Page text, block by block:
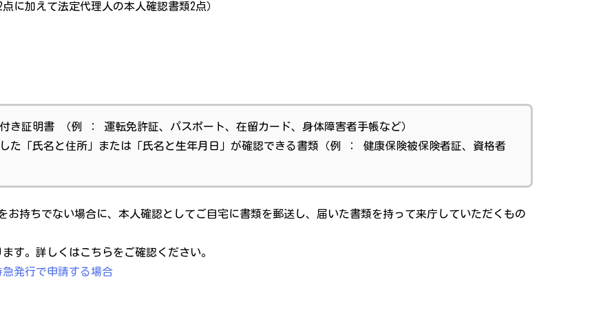
に加えて法定代理人の本人確認書類2点）
き証明書 （例 ： 運転免許証、パスポート、在留カード、身体障害者手帳など）
た「氏名と住所」または「氏名と生年月日」が確認できる書類（例 ： 健康保険被保険者証、資格者
持ちでない場合に、本人確認としてご自宅に書類を郵送し、届いた書類を持って来庁していただくもの
す。詳しくはこちらをご確認ください。
発行で申請する場合